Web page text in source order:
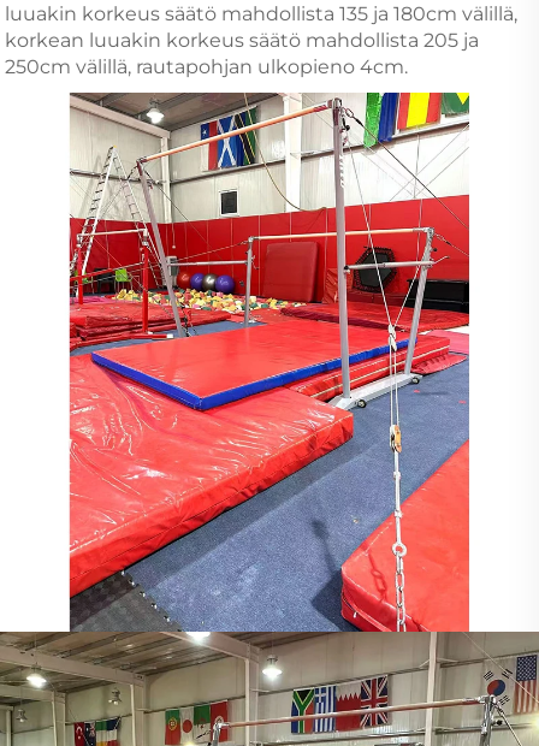
luuakin korkeus säätö mahdollista 135 ja 180cm välillä,
korkean luuakin korkeus säätö mahdollista 205 ja
250cm välillä, rautapohjan ulkopieno 4cm.